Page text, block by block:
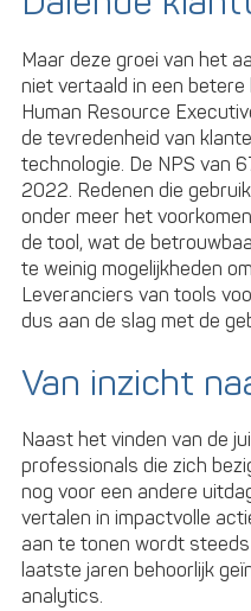
Maar deze groei van het
niet vertaald in een
Human Resource
de tevredenheid van
technologie. De NPS van
2022. Redenen die
onder meer het
de tool, wat de
te weinig mogelijkheden
Leveranciers van tools
dus aan de slag met de
Van inzicht
Naast het vinden van de
professionals die zich
nog voor een andere
vertalen in impactvolle
aan te tonen wordt
laatste jaren behoorlijk
analytics.